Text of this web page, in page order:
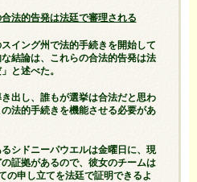
法的告発は法廷で審理される
イング州で法的手続きを開始して
結論は、これらの合法的告発は法
と述べた。
出し、誰もが選挙は合法だと思わ
法的手続きを機能させる必要があ
シドニーパウエルは金曜日に、現
証拠があるので、彼女のチームは
の申し立てを法廷で証明できるよ